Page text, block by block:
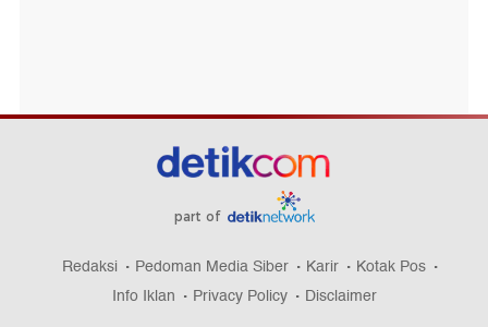
part of
Redaksi Pedoman Media Siber Karir
Kotak Pos
Info Iklan
Privacy Policy Disclaimer